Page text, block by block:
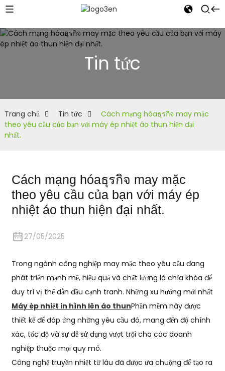
Tin tức
Trang chủ Tin tức
Cách mạng hóaธุรกิจ may mặc
theo yêu cầu của bạn với máy ép nhiệt áo thun hiện đại
nhất.
Cách mạng hóaธุรกิจ may mặc
theo yêu cầu của bạn với máy ép
nhiệt áo thun hiện đại nhất.
27/05/2025
Trong ngành công nghiệp may mặc theo yêu cầu đang
phát triển mạnh mẽ, hiệu quả và chất lượng là chìa khóa để
duy trì vị thế dẫn đầu cạnh tranh. Những xu hướng mới nhất
Máy ép nhiệt in hình lên áo thunPhần mềm này được
thiết kế để đáp ứng những yêu cầu đó, mang đến độ chính
xác, tốc độ và sự dễ sử dụng vượt trội cho các doanh
nghiệp thuộc mọi quy mô.
Công nghệ truyền nhiệt từ lâu đã được ưa chuộng để tạo ra